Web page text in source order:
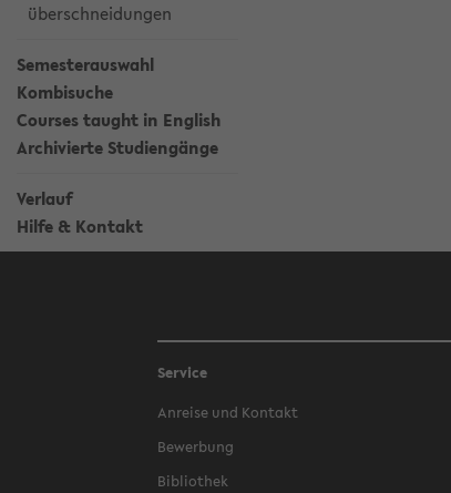
überschneidungen
Semesterauswahl
Kombisuche
Courses taught in English
Archivierte Studiengänge
Verlauf
Hilfe & Kontakt
Service
Anreise und Kontakt
Bewerbung
Bibliothek